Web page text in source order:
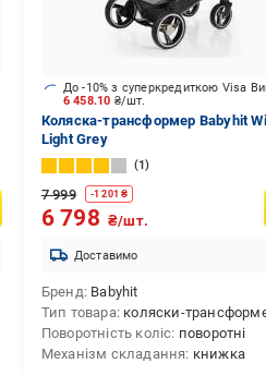
6 458.10 ₴/шт.
До -10% з суперкредиткою Visa
Коляска-трансформер Babyhit
Light Grey
1
7 999 -1 201 ₴
6 798 ₴/шт.
Доставимо
Бренд Babyhit
Тип товара коляски-
Поворотність коліс поворотні
Механізм складання книжка